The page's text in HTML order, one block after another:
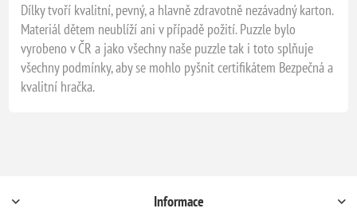
Dílky tvoří kvalitní, pevný, a hlavně zdravotně nezávadný karton.
Materiál dětem neublíží ani v případě požití. Puzzle bylo
vyrobeno v ČR a jako všechny naše puzzle tak i toto splňuje
všechny podmínky, aby se mohlo pyšnit certifikátem Bezpečná a
kvalitní hračka.
Informace